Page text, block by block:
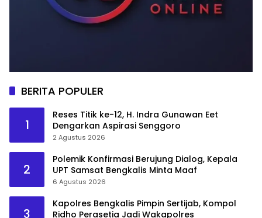
BERITA POPULER
1
Reses Titik ke-12, H. Indra Gunawan Eet
Dengarkan Aspirasi Senggoro
2 Agustus 2026
2
Polemik Konfirmasi Berujung Dialog, Kepala
UPT Samsat Bengkalis Minta Maaf
6 Agustus 2026
3
Kapolres Bengkalis Pimpin Sertijab, Kompol
Ridho Perasetia Jadi Wakapolres